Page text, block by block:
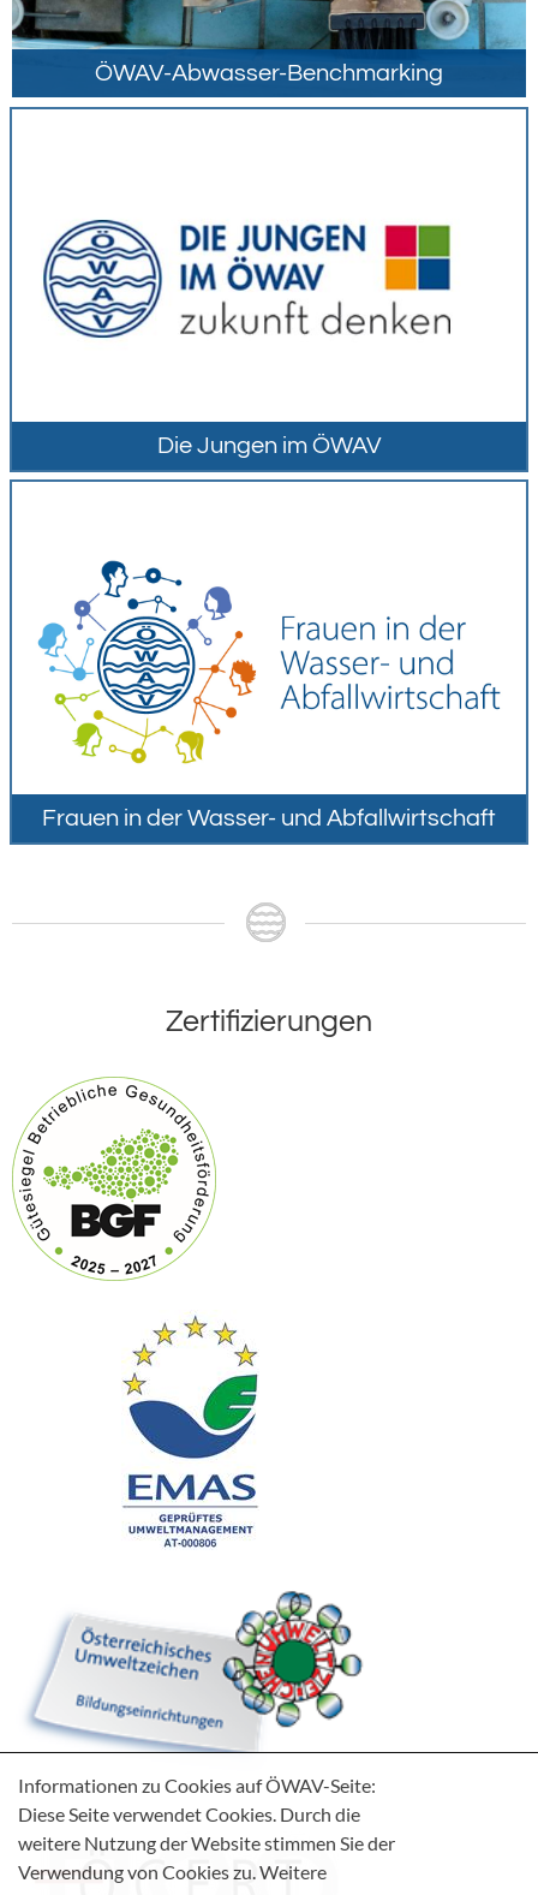
ÖWAV-Abwasser-Benchmarking
Die Jungen im ÖWAV
Frauen in der Wasser- und Abfallwirtschaft
Zertifizierungen
Informationen zu Cookies auf ÖWAV-Seite:
Diese Seite verwendet Cookies. Durch die
weitere Nutzung der Website stimmen Sie der
Verwendung von Cookies zu. Weitere